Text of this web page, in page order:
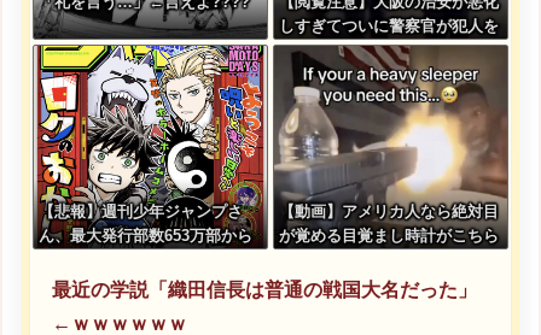
しすぎてついに警察官が犯人を
銃殺。いよいよアメリカみたい
になってきたな
【悲報】週刊少年ジャンプさ
ん、最大発行部数653万部から
てしまう
【動画】アメリカ人なら絶対目
が覚める目覚まし時計がこちら
最近の学説「織田信長は普通の戦国大名だった」
←ｗｗｗｗｗｗ